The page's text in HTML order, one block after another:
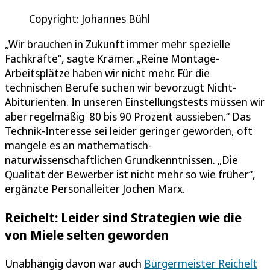
Copyright: Johannes Bühl
„Wir brauchen in Zukunft immer mehr spezielle
Fachkräfte“, sagte Krämer. „Reine Montage-
Arbeitsplätze haben wir nicht mehr. Für die
technischen Berufe suchen wir bevorzugt Nicht-
Abiturienten. In unseren Einstellungstests müssen wir
aber regelmäßig 80 bis 90 Prozent aussieben.“ Das
Technik-Interesse sei leider geringer geworden, oft
mangele es an mathematisch-
naturwissenschaftlichen Grundkenntnissen. „Die
Qualität der Bewerber ist nicht mehr so wie früher“,
ergänzte Personalleiter Jochen Marx.
Reichelt: Leider sind Strategien wie die
von Miele selten geworden
Unabhängig davon war auch Bürgermeister Reichelt